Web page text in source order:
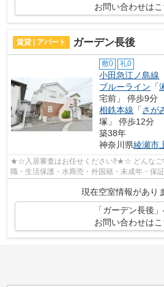
お問い合わせはこ
賃貸 | アパート ガーデン長後
敷0 礼0
小田急江ノ島線
ブルーライン 「
宅前」 停歩9分
相鉄本線 「さが
塚」 停歩12分
築38年
神奈川県綾瀬市
★☆入居審査はお任せください‼★☆ どんなご
職・生活保護・水商売・外国籍・未成年・保
ット非公開の物件からもお探し致します‼ ...
現在空室情報があり
「ガーデン長後
お問い合わせはこ